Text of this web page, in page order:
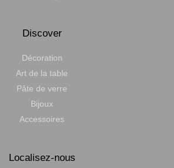
Discover
Décoration
Art de la table
Pâte de verre
Bijoux
Accessoires
Localisez-nous